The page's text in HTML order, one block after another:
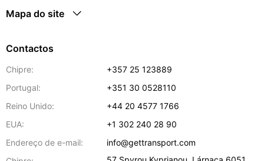
Mapa do site
Contactos
Chipre:
+357 25 123889
Portugal:
+351 30 0528110
Reino Unido:
+44 20 4577 1766
EUA:
+1 302 240 28 90
Endereço de e-mail:
info@gettransport.com